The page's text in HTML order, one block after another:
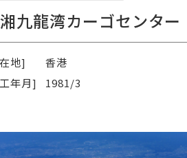
九龍湾カーゴセンター
地]
香港
年月]
1981/3